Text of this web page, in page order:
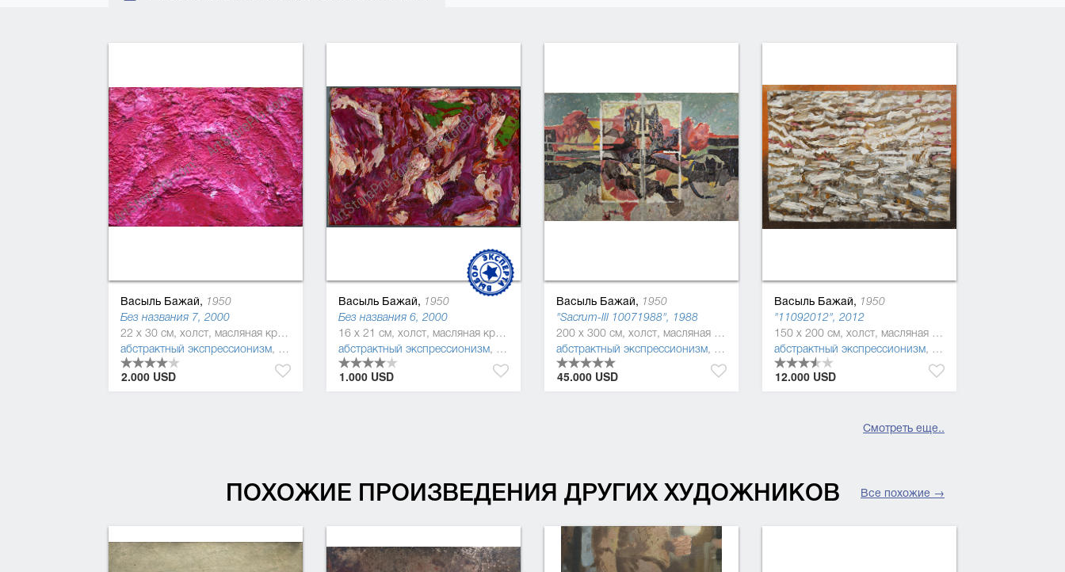
Васыль Бажай, 1950
Без названия 7, 2000
22 x 30 см, холст, масляная краска
абстрактный экспрессионизм, постмодернизм,абстракционизм
2.000 USD
Васыль Бажай, 1950
Без названия 6, 2000
16 x 21 см, холст, масляная краска
абстрактный экспрессионизм, постмодернизм,абстракционизм
1.000 USD
Васыль Бажай, 1950
"Sacrum-ІІІ 10071988", 1988
200 x 300 см, холст, масляная краска
абстрактный экспрессионизм, постмодернизм,абстракционизм
45.000 USD
Васыль Бажай, 1950
"11092012", 2012
150 x 200 см, холст, масляная краска
абстрактный экспрессионизм, постмодернизм
12.000 USD
Смотреть еще..
ПОХОЖИЕ ПРОИЗВЕДЕНИЯ ДРУГИХ ХУДОЖНИКОВ Все похожие →